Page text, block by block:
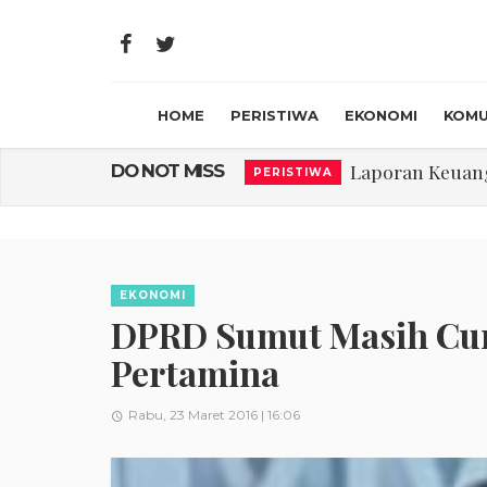
HOME PERISTIWA EKONOMI
DO NOT MISS PERISTIWA Laporan
Emas Naik
EKONOMI
DPRD Sumut Masih
Pertamina
Rabu, 23 Maret 2016 | 16:06